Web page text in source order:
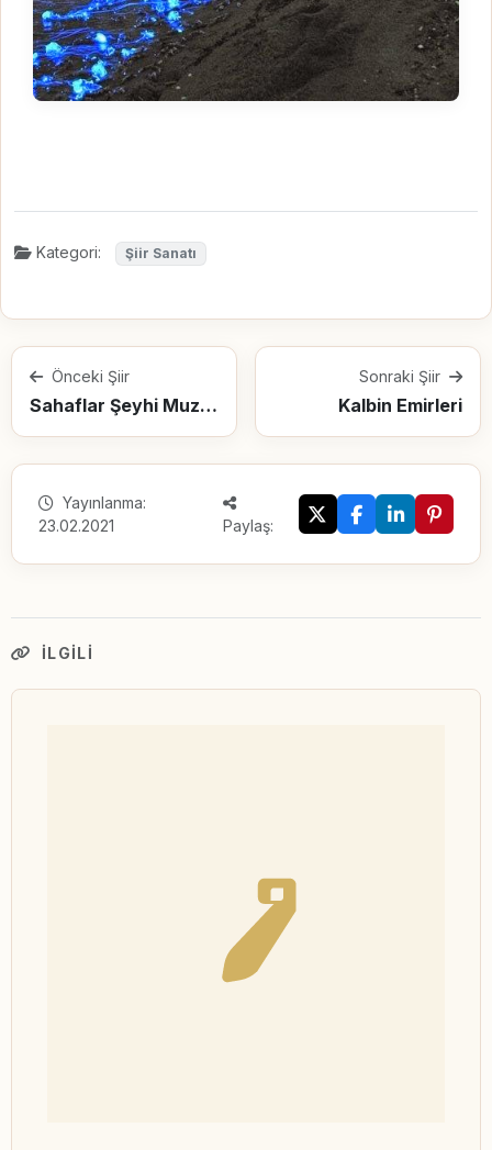
Kategori: Şiir Sanatı
Önceki Şiir
Sahaflar Şeyhi Muzaffer Hoca
Sonraki Şiir
Kalbin Emirleri
Yayınlanma:
23.02.2021
Paylaş:
İLGILI